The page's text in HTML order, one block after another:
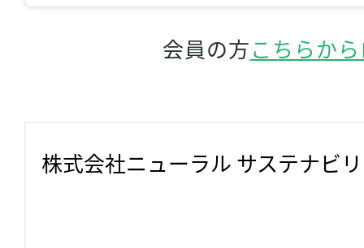
会員の方こちらか
株式会社ニューラル サステナビ